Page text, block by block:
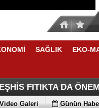
SAĞLIK EKO-
YAYINCILIĞINDA
FITIKTA DA
BİLE
DEĞİL EN UYGUNLAR
YAPTILAR
DAHA!!!
YENİ RENK
Video Galeri Günün